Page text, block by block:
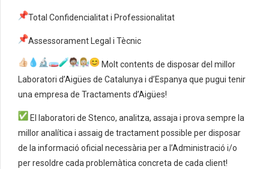
Total Confidencialitat i Professionalitat
Assessorament Legal i Tècnic
Molt contents de disposar del millor
Laboratori d’Aigües de Catalunya i d’Espanya que pugui tenir
una empresa de Tractaments d’Aigües!
El laboratori de Stenco, analitza, assaja i prova sempre la
millor analítica i assaig de tractament possible per disposar
de la informació oficial necessària per a l’Administració i/o
per resoldre cada problemàtica concreta de cada client!